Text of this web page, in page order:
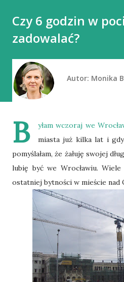
Czy 6 godzin w
zadowalać?
Autor: Monika
B
yłam wczoraj we
miasta już kilka lat i
pomyślałam, że żałuję swojej
lubię być we Wrocławiu.
ostatniej bytności w mieście nad